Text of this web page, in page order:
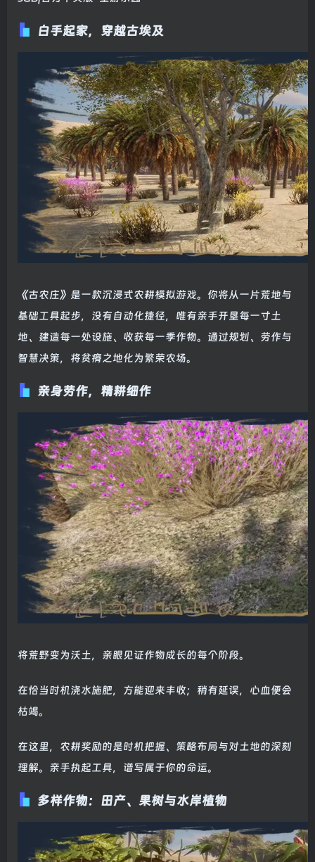
白手起家，穿越古埃及
《古农庄》是一款沉浸式农耕模拟游戏。你将从一片荒地与
基础工具起步，没有自动化捷径，唯有亲手开垦每一寸土
地、建造每一处设施、收获每一季作物。通过规划、劳作与
智慧决策，将贫瘠之地化为繁荣农场。
亲身劳作，精耕细作
将荒野变为沃土，亲眼见证作物成长的每个阶段。
在恰当时机浇水施肥，方能迎来丰收；稍有延误，心血便会
枯竭。
在这里，农耕奖励的是时机把握、策略布局与对土地的深刻
理解。亲手执起工具，谱写属于你的命运。
多样作物：田产、果树与水岸植物